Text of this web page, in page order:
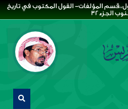
المؤلفات- القول المكتوب في تاريخ
الجزء32